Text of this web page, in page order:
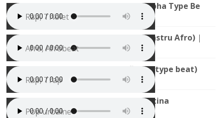
Instru Rap Mélodieuse (Youssoupha Type Beat)
Rap, Triolet
Mauvais Djo x Gims type Beat (Instru Afro) |
Afro, Afrobeat
Instru Trap Sombre (La Rvfleuze type beat) |
Rap, Trap
Instru Zumba / Pop Urbaine | Latina
Pop urbaine